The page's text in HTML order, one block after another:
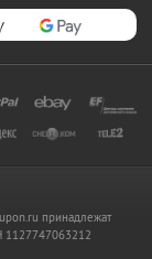
принадлежат
1127747063212